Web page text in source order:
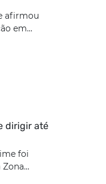
afirmou
em...
dirigir até
foi